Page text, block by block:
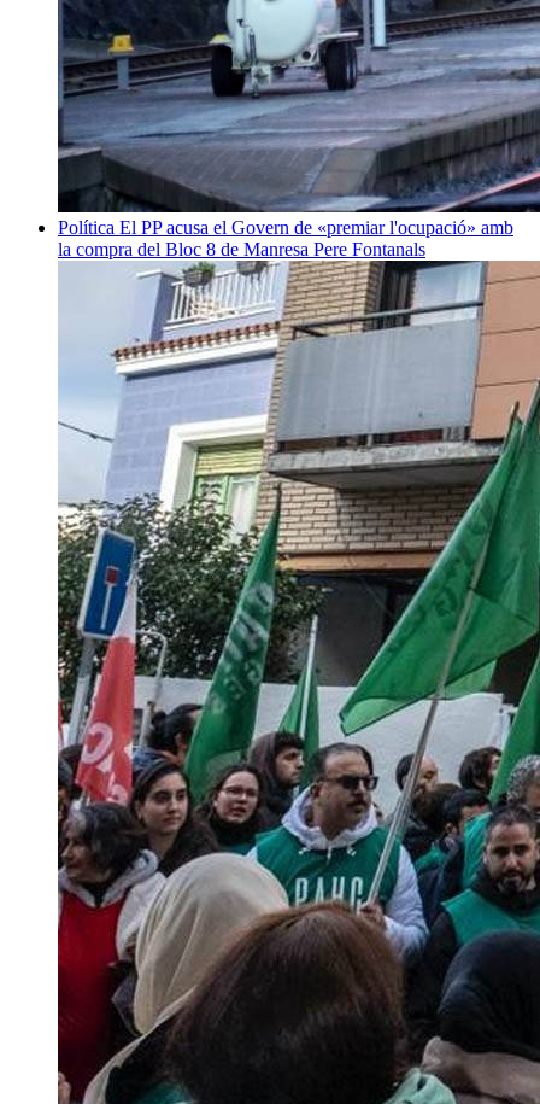
Política El PP acusa el Govern de «premiar l'ocupació» amb
la compra del Bloc 8 de Manresa Pere Fontanals